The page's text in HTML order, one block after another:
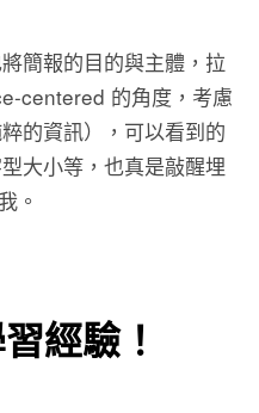
簡報的目的與主體，拉
centered 的角度，考慮
的資訊），可以看到的
大小等，也真是敲醒埋
。
經驗！